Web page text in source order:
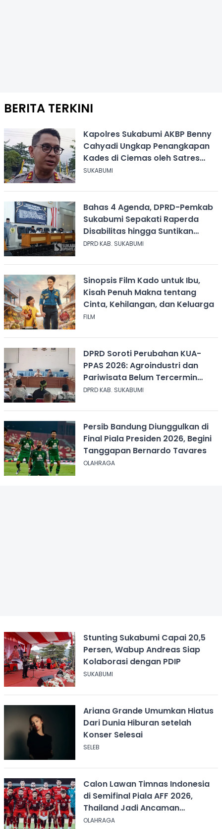
BERITA TERKINI
Kapolres Sukabumi AKBP Benny
Cahyadi Ungkap Penangkapan
Kades di Ciemas oleh Satres
Narkoba
SUKABUMI
Bahas 4 Agenda, DPRD-Pemkab
Sukabumi Sepakati Raperda
Disabilitas hingga Suntikan
Modal Perum Pesona Wisata
DPRD KAB. SUKABUMI
Sinopsis Film Kado untuk Ibu,
Kisah Penuh Makna tentang
Cinta, Kehilangan, dan Keluarga
FILM
DPRD Soroti Perubahan KUA-
PPAS 2026: Agroindustri dan
Pariwisata Belum Tercermin
dalam Anggaran
DPRD KAB. SUKABUMI
Persib Bandung Diunggulkan di
Final Piala Presiden 2026, Begini
Tanggapan Bernardo Tavares
OLAHRAGA
Stunting Sukabumi Capai 20,5
Persen, Wabup Andreas Siap
Kolaborasi dengan PDIP
SUKABUMI
Ariana Grande Umumkan Hiatus
Dari Dunia Hiburan setelah
Konser Selesai
SELEB
Calon Lawan Timnas Indonesia
di Semifinal Piala AFF 2026,
Thailand Jadi Ancaman
Terbesar
OLAHRAGA